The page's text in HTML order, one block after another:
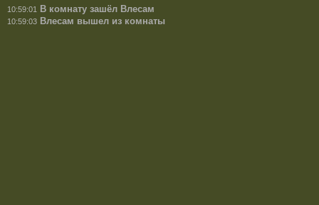
10:59:01 В комнату зашёл Влесам
10:59:03 Влесам вышел из комнаты